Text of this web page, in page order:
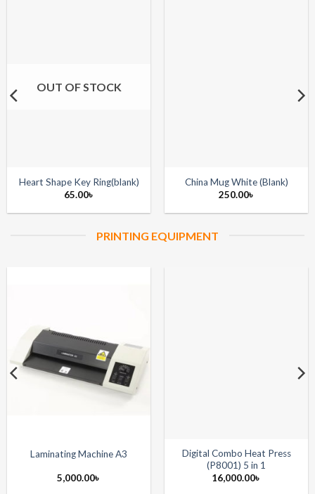
OUT OF STOCK
Heart Shape Key Ring(blank)
65.00৳
China Mug White (Blank)
250.00৳
PRINTING EQUIPMENT
Laminating Machine A3
5,000.00৳
Digital Combo Heat Press
(P8001) 5 in 1
16,000.00৳